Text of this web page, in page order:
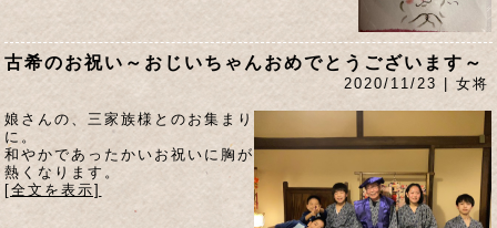
古希のお祝い～おじいちゃんおめでとうございます～
2020/11/23 | 女将
娘さんの、三家族様とのお集まり
に。
和やかであったかいお祝いに胸が
熱くなります。
[全文を表示]